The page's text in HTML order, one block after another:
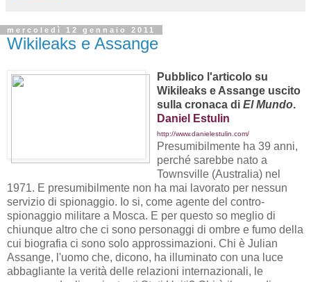
mercoledì 12 gennaio 2011
Wikileaks e Assange
Pubblico l'articolo su
Wikileaks e Assange uscito
sulla cronaca di El Mundo.
Daniel Estulin
http://www.danielestulin.com/
Presumibilmente ha 39 anni,
perché sarebbe nato a
Townsville (Australia) nel
1971. E presumibilmente non ha mai lavorato per nessun
servizio di spionaggio. Io si, come agente del contro-
spionaggio militare a Mosca. E per questo so meglio di
chiunque altro che ci sono personaggi di ombre e fumo della
cui biografia ci sono solo approssimazioni. Chi è Julian
Assange, l'uomo che, dicono, ha illuminato con una luce
abbagliante la verità delle relazioni internazionali, le